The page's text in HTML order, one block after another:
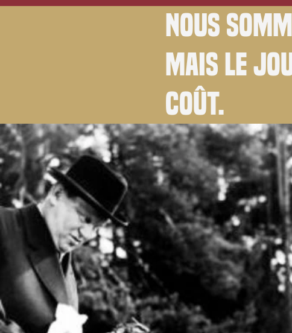
Nous
Mais le
coût.